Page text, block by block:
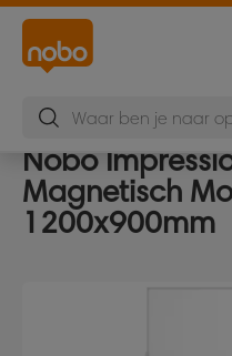
Nobo
Magnetisch
1200x900mm